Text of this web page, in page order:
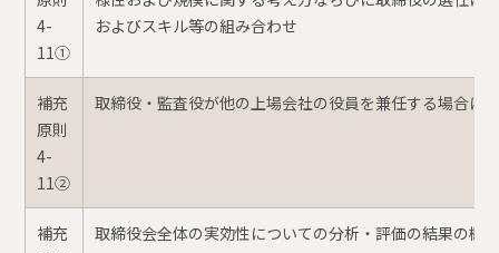
4-
11①
およびスキル等の組み合わせ
補充
原則
4-
11②
取締役・監査役が他の上場会社の役員を兼任する場合に
補充
取締役会全体の実効性についての分析・評価の結果の概要